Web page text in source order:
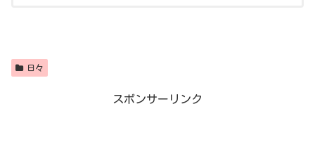
日々
スポンサーリンク